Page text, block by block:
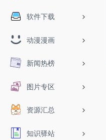
软件下载
动漫漫画
新闻热榜
图片专区
资源汇总
知识驿站